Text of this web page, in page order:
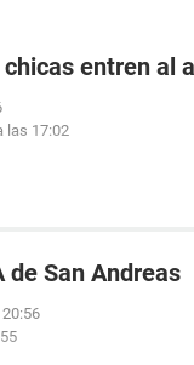
entren al
las 17:02
de San Andreas